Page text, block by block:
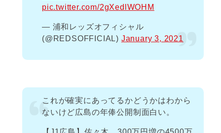
pic.twitter.com/2gXedlWOHM
— 浦和レッズオフィシャル
(@REDSOFFICIAL) January 3, 2021
これが確実にあってるかどうかはわから
ないけど広島の年俸公開制面白い。